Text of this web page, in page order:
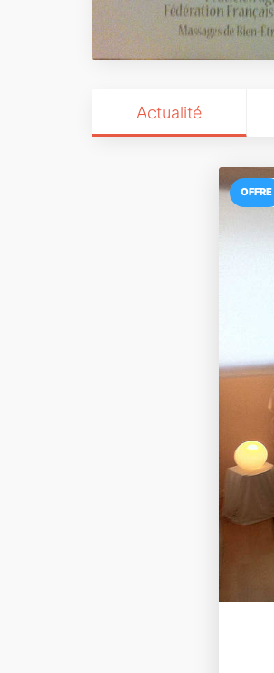
Actualité
OFFRE